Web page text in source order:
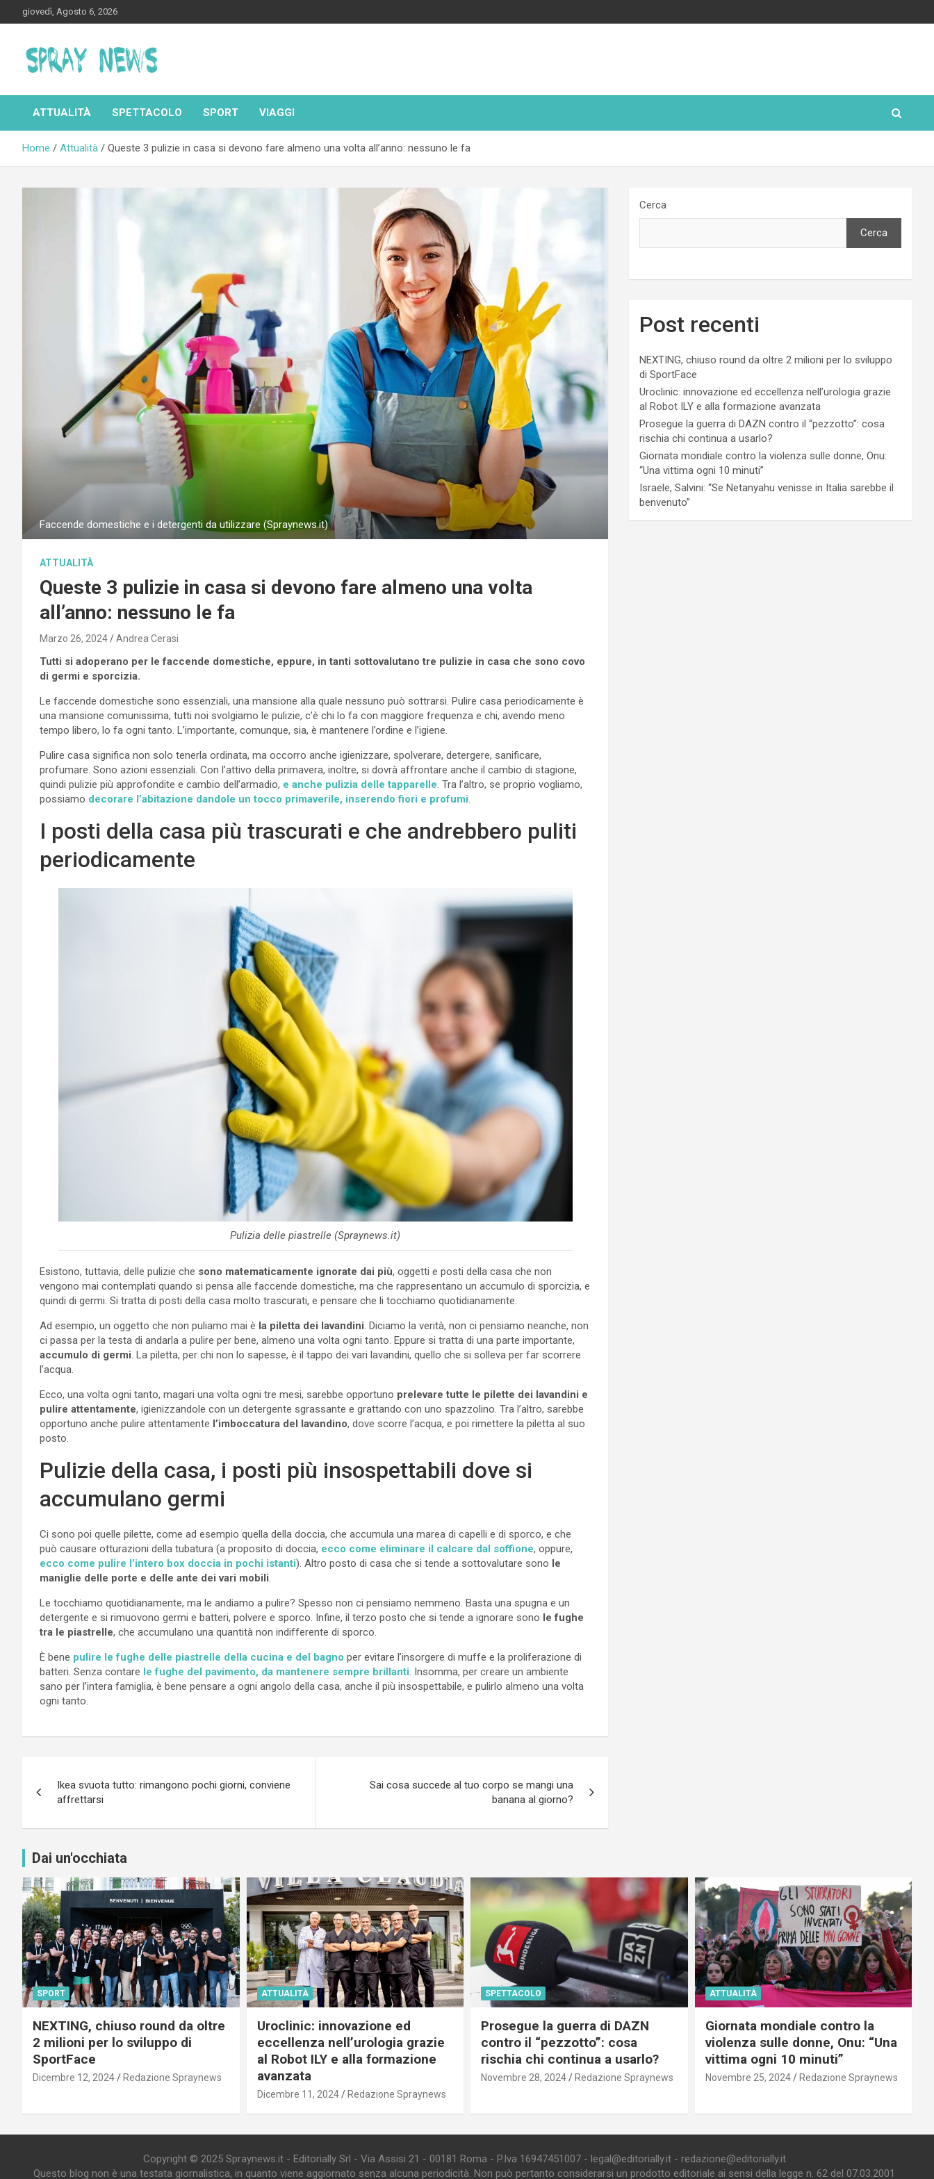
to
giovedì, Agosto 6, 2026
Spraynews.it
ATTUALITÀ SPETTACOLO SPORT VIAGGI
Home Attualità Queste 3 pulizie in casa si devono fare almeno una volta all’anno: nessuno le fa
Faccende domestiche e i detergenti da utilizzare (Spraynews.it)
ATTUALITÀ
Queste 3 pulizie in casa si devono fare almeno una volta
all’anno: nessuno le fa
Marzo 26, 2024 Andrea Cerasi
Tutti si adoperano per le faccende domestiche, eppure, in tanti sottovalutano tre pulizie in casa che sono covo
di germi e sporcizia.
Le faccende domestiche sono essenziali, una mansione alla quale nessuno può sottrarsi. Pulire casa periodicamente è
una mansione comunissima, tutti noi svolgiamo le pulizie, c’è chi lo fa con maggiore frequenza e chi, avendo meno
tempo libero, lo fa ogni tanto. L’importante, comunque, sia, è mantenere l’ordine e l’igiene.
Pulire casa significa non solo tenerla ordinata, ma occorro anche igienizzare, spolverare, detergere, sanificare,
profumare. Sono azioni essenziali. Con l’attivo della primavera, inoltre, si dovrà affrontare anche il cambio di stagione,
quindi pulizie più approfondite e cambio dell’armadio, e anche pulizia delle tapparelle . Tra l’altro, se proprio vogliamo,
possiamo decorare l’abitazione dandole un tocco primaverile, inserendo fiori e profumi
I posti della casa più trascurati e che andrebbero puliti
periodicamente
Pulizia delle piastrelle (Spraynews.it)
Esistono, tuttavia, delle pulizie che sono matematicamente ignorate dai più, oggetti e posti della casa che non
vengono mai contemplati quando si pensa alle faccende domestiche, ma che rappresentano un accumulo di sporcizia, e
quindi di germi. Si tratta di posti della casa molto trascurati, e pensare che li tocchiamo quotidianamente.
Ad esempio, un oggetto che non puliamo mai è la piletta dei lavandini . Diciamo la verità, non ci pensiamo neanche, non
ci passa per la testa di andarla a pulire per bene, almeno una volta ogni tanto. Eppure si tratta di una parte importante,
accumulo di germi . La piletta, per chi non lo sapesse, è il tappo dei vari lavandini, quello che si solleva per far scorrere
l’acqua.
Ecco, una volta ogni tanto, magari una volta ogni tre mesi, sarebbe opportuno prelevare tutte le pilette dei lavandini e
pulire attentamente, igienizzandole con un detergente sgrassante e grattando con uno spazzolino. Tra l’altro, sarebbe
opportuno anche pulire attentamente l’imboccatura del lavandino, dove scorre l’acqua, e poi rimettere la piletta al suo
posto.
Pulizie della casa, i posti più insospettabili dove si
accumulano germi
Ci sono poi quelle pilette, come ad esempio quella della doccia, che accumula una marea di capelli e di sporco, e che
può causare otturazioni della tubatura (a proposito di doccia, ecco come eliminare il calcare dal soffione, oppure,
ecco come pulire l’intero box doccia in pochi istanti). Altro posto di casa che si tende a sottovalutare sono le
maniglie delle porte e delle ante dei vari mobili
Le tocchiamo quotidianamente, ma le andiamo a pulire? Spesso non ci pensiamo nemmeno. Basta una spugna e un
detergente e si rimuovono germi e batteri, polvere e sporco. Infine, il terzo posto che si tende a ignorare sono le fughe
tra le piastrelle, che accumulano una quantità non indifferente di sporco.
È bene pulire le fughe delle piastrelle della cucina e del bagno per evitare l’insorgere di muffe e la proliferazione di
batteri. Senza contare le fughe del pavimento, da mantenere sempre brillanti . Insomma, per creare un ambiente
sano per l’intera famiglia, è bene pensare a ogni angolo della casa, anche il più insospettabile, e pulirlo almeno una volta
ogni tanto.
articoli
Ikea svuota tutto: rimangono pochi giorni, conviene
affrettarsi
Sai cosa succede al tuo corpo se mangi una
banana al giorno?
Cerca
Cerca
Post recenti
NEXTING, chiuso round da oltre 2 milioni per lo sviluppo
di SportFace
Uroclinic: innovazione ed eccellenza nell’urologia grazie
al Robot ILY e alla formazione avanzata
Prosegue la guerra di DAZN contro il “pezzotto”: cosa
rischia chi continua a usarlo?
Giornata mondiale contro la violenza sulle donne, Onu:
“Una vittima ogni 10 minuti”
Israele, Salvini: “Se Netanyahu venisse in Italia sarebbe il
benvenuto”
Dai un'occhiata
SPORT
NEXTING, chiuso round da oltre
2 milioni per lo sviluppo di
SportFace
Dicembre 12, 2024 Redazione Spraynews
ATTUALITÀ
Uroclinic: innovazione ed
eccellenza nell’urologia grazie
al Robot ILY e alla formazione
avanzata
Dicembre 11, 2024 Redazione Spraynews
SPETTACOLO
Prosegue la guerra di DAZN
contro il “pezzotto”: cosa
rischia chi continua a usarlo?
Novembre 28, 2024 Redazione Spraynews
ATTUALITÀ
Giornata mondiale contro la
violenza sulle donne, Onu: “Una
vittima ogni 10 minuti”
Novembre 25, 2024 Redazione Spraynews
Copyright © 2025 Spraynews.it - Editorially Srl - Via Assisi 21 - 00181 Roma - P.Iva 16947451007 - legal@editorially.it - redazione@editorially.it
Questo blog non è una testata giornalistica, in quanto viene aggiornato senza alcuna periodicità. Non può pertanto considerarsi un prodotto editoriale ai sensi della legge n. 62 del 07.03.2001